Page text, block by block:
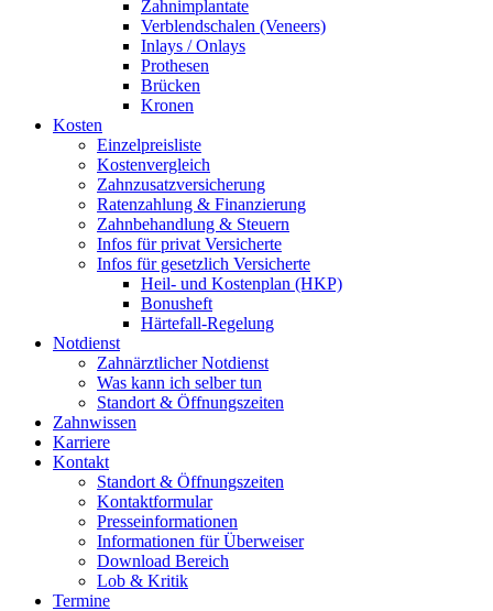
Zahnimplantate
Verblendschalen (Veneers)
Inlays / Onlays
Prothesen
Brücken
Kronen
Kosten
Einzelpreisliste
Kostenvergleich
Zahnzusatzversicherung
Ratenzahlung & Finanzierung
Zahnbehandlung & Steuern
Infos für privat Versicherte
Infos für gesetzlich Versicherte
Heil- und Kostenplan (HKP)
Bonusheft
Härtefall-Regelung
Notdienst
Zahnärztlicher Notdienst
Was kann ich selber tun
Standort & Öffnungszeiten
Zahnwissen
Karriere
Kontakt
Standort & Öffnungszeiten
Kontaktformular
Presseinformationen
Informationen für Überweiser
Download Bereich
Lob & Kritik
Termine